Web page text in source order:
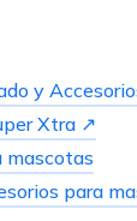
y
Xtra ↗
para